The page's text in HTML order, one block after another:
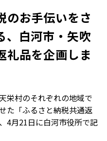
のお手伝いをさ
、白河市・矢吹
礼品を企画しま
栄村のそれぞれの地域で
た「ふるさと納税共通返
4月21日に白河市役所で記